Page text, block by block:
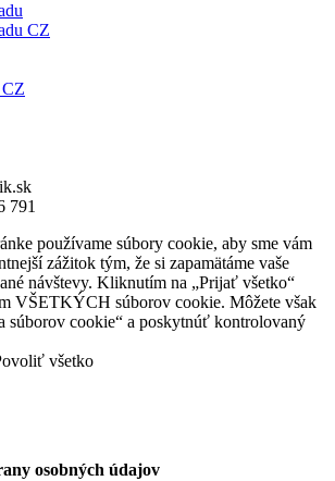
CZ
791
používame súbory cookie, aby sme vám
zážitok tým, že si zapamätáme vaše
návštevy. Kliknutím na „Prijať všetko“
VŠETKÝCH súborov cookie. Môžete však
súborov cookie“ a poskytnúť kontrolovaný
všetko
osobných údajov